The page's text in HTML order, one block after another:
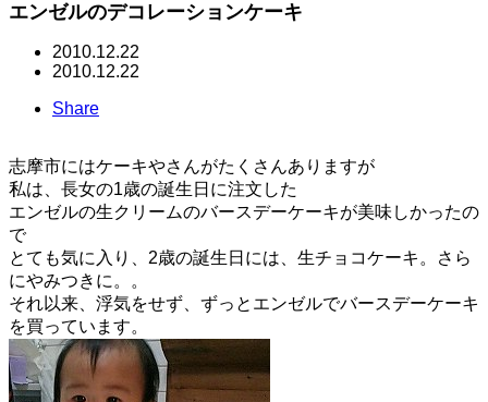
エンゼルのデコレーションケーキ
2010.12.22
2010.12.22
Share
志摩市にはケーキやさんがたくさんありますが
私は、長女の1歳の誕生日に注文した
エンゼルの生クリームのバースデーケーキが美味しかったの
で
とても気に入り、2歳の誕生日には、生チョコケーキ。さら
にやみつきに。。
それ以来、浮気をせず、ずっとエンゼルでバースデーケーキ
を買っています。